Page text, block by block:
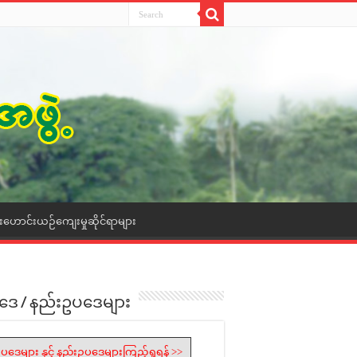
ဟောင်းယဉ်ကျေးမှုဆိုင်ရာများ
ေ / နည်းဥပဒေများ
ဒေများ နှင့် နည်းဥပဒေများကြည့်ရှုရန် >>